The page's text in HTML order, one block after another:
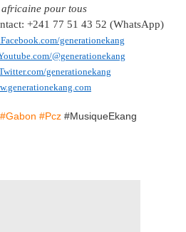
pour tous
+241 77 51 43 52 (WhatsApp)
generationekang
@generationekang
generationekang
#Gabon #Pcz #MusiqueEkang